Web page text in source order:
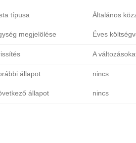
típusa Általános
megjelölése Éves
A
állapot nincs
állapot nincs